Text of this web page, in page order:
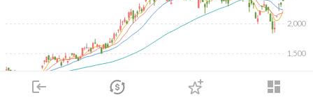
login dashboard
市場 登入
1,500
2,000
除